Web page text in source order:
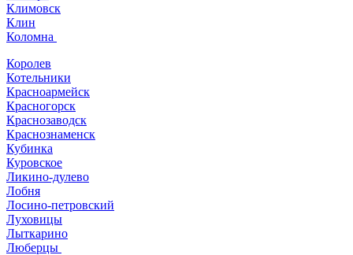
Климовск
Клин
Коломна
Королев
Котельники
Красноармейск
Красногорск
Краснозаводск
Краснознаменск
Кубинка
Куровское
Ликино-дулево
Лобня
Лосино-петровский
Луховицы
Лыткарино
Люберцы